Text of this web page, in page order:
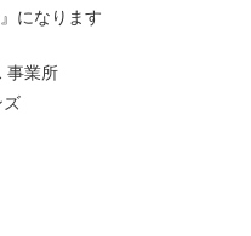
になります
事業所
ズ